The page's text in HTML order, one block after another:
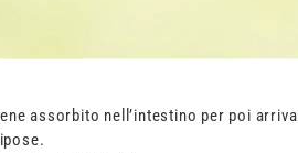
assorbito nell’intestino per poi